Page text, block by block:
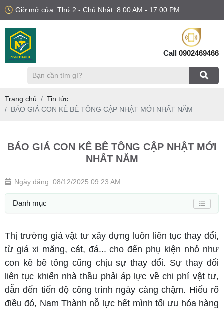
Giờ mở cửa: Thứ 2 - Chủ Nhật: 8:00 AM - 17:00 PM
Call 0902469466
Trang chủ
Tin tức
BÁO GIÁ CON KÊ BÊ TÔNG CẬP NHẬT MỚI NHẤT NĂM
BÁO GIÁ CON KÊ BÊ TÔNG CẬP NHẬT MỚI
NHẤT NĂM
Ngày đăng: 08/12/2025 09:23 AM
Danh mục
Thị trường giá vật tư xây dựng luôn liên tục thay đổi,
từ giá xi măng, cát, đá... cho đến phụ kiện nhỏ như
con kê bê tông cũng chịu sự thay đổi. Sự thay đổi
liên tục khiến nhà thầu phải áp lực về chi phí vật tư,
dẫn đến tiến độ công trình ngày càng chậm. Hiểu rõ
điều đó, Nam Thành nỗ lực hết mình tối ưu hóa hàng